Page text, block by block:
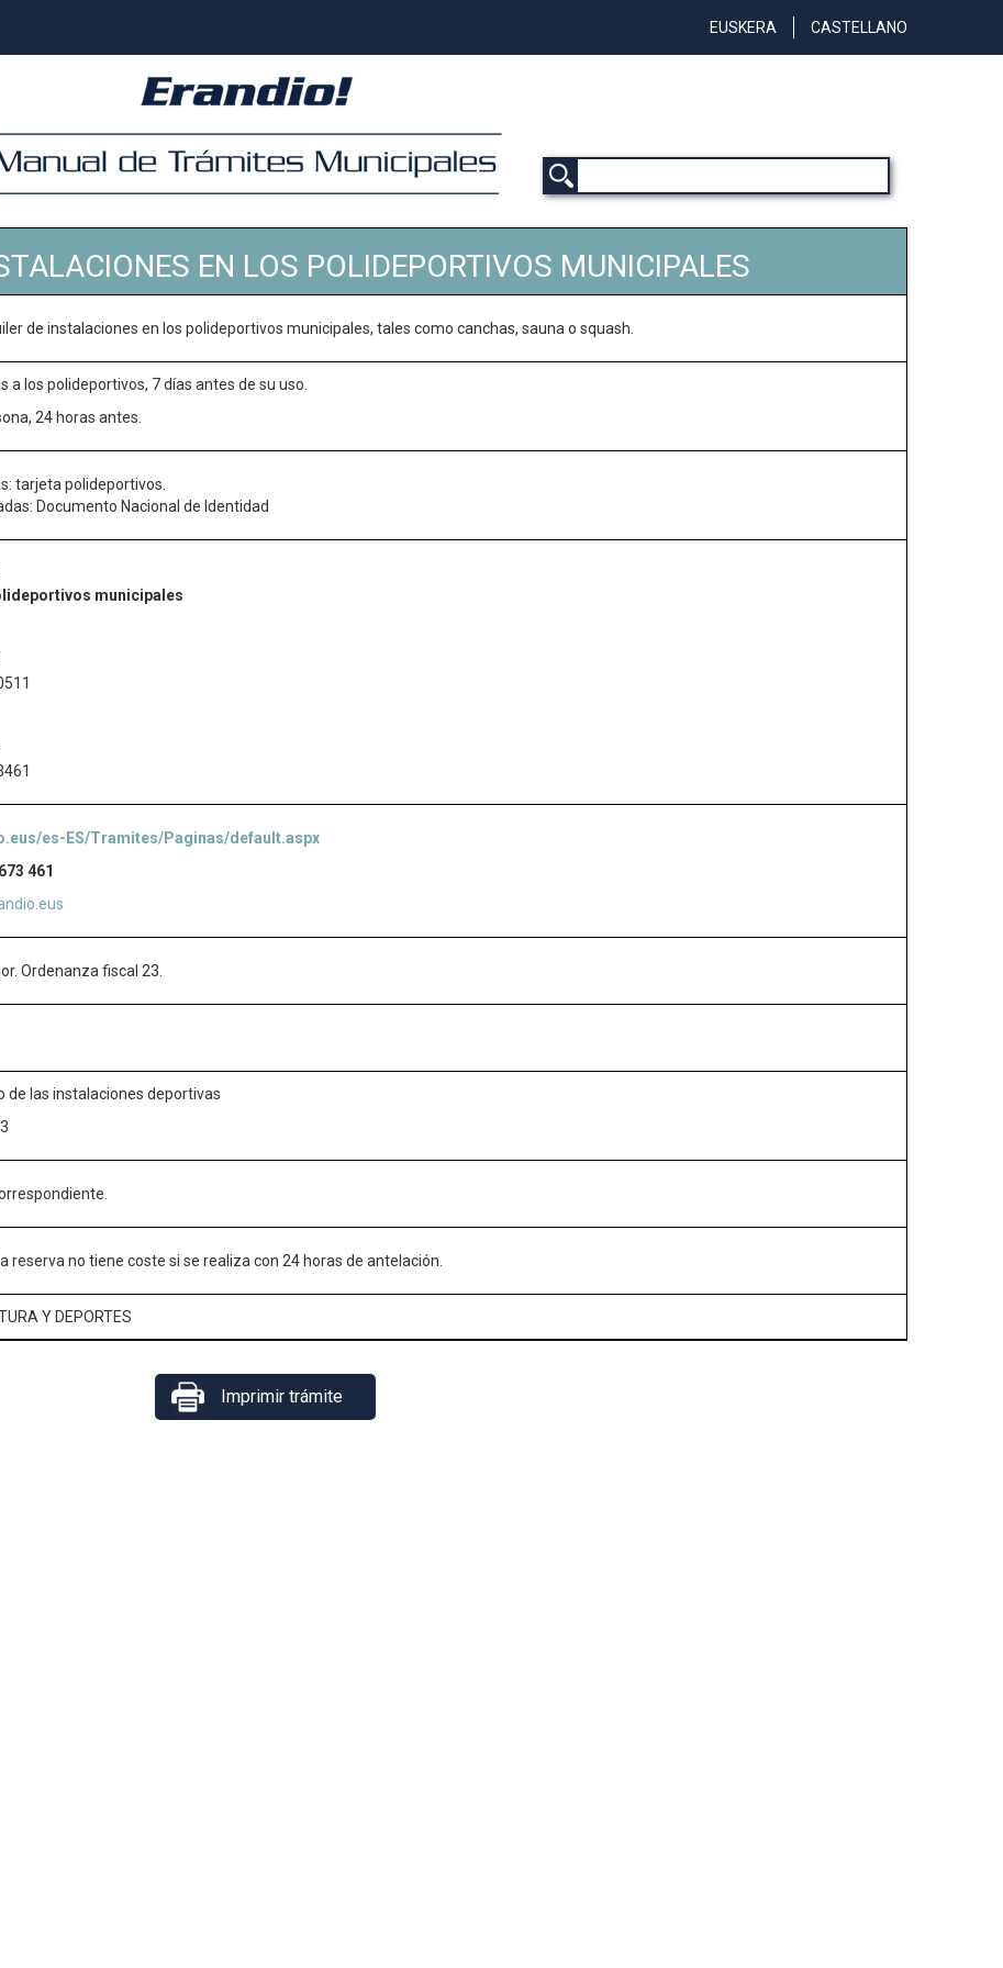
EUSKERA CASTELLANO
EN LOS POLIDEPORTIVOS MUNICIPALES
de instalaciones en los polideportivos municipales, tales como canchas, sauna o squash.
a los polideportivos, 7 días antes de su uso.
24 horas antes.
tarjeta polideportivos.
Documento Nacional de Identidad
municipales
es-ES/Tramites/Paginas/default.aspx
461
Ordenanza fiscal 23.
de las instalaciones deportivas
reserva no tiene coste si se realiza con 24 horas de antelación.
Y DEPORTES